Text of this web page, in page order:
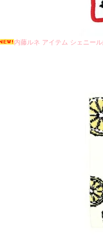
内藤ルネ アイテム シェニー